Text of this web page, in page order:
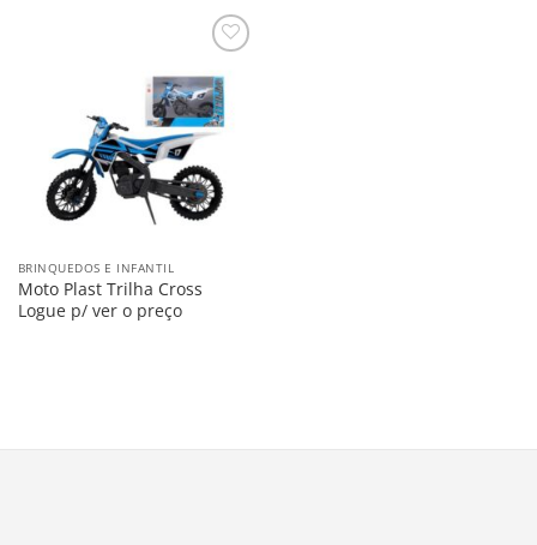
na
Lista
BRINQUEDOS E INFANTIL
Moto Plast Trilha Cross
Logue p/ ver o preço